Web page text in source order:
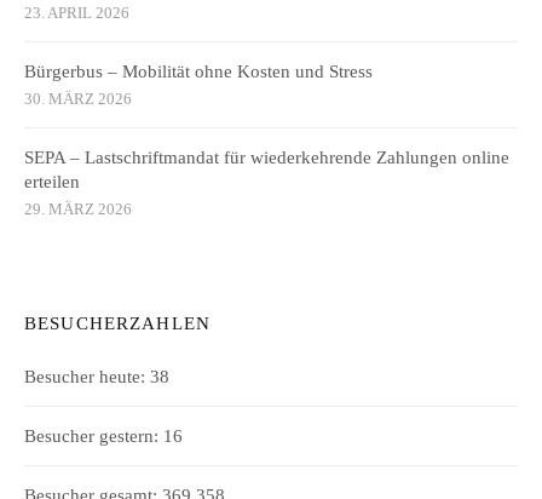
23. APRIL 2026
Bürgerbus – Mobilität ohne Kosten und Stress
30. MÄRZ 2026
SEPA – Lastschriftmandat für wiederkehrende Zahlungen online
erteilen
29. MÄRZ 2026
BESUCHERZAHLEN
Besucher heute: 38
Besucher gestern: 16